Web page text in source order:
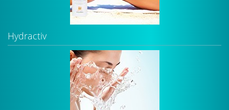
Hydractiv